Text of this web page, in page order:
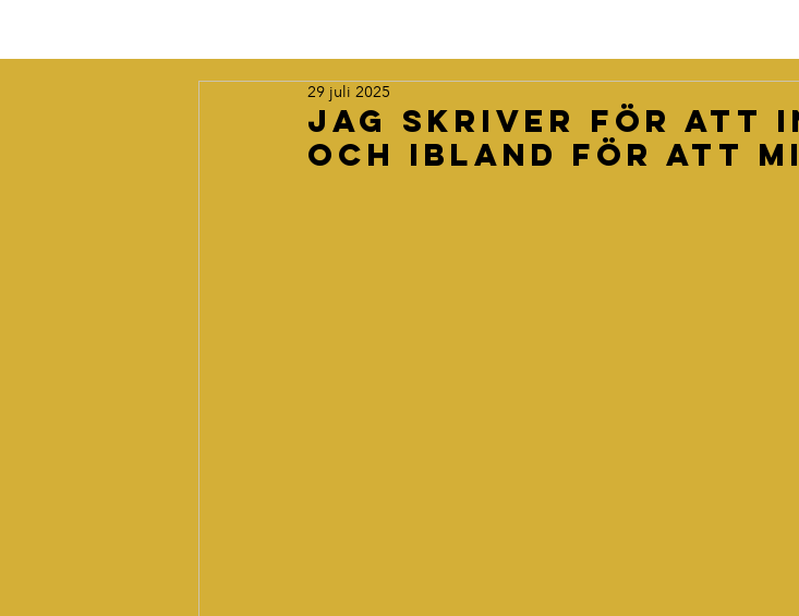
Jag skriver för att
och ibland för att
29 juli 2025